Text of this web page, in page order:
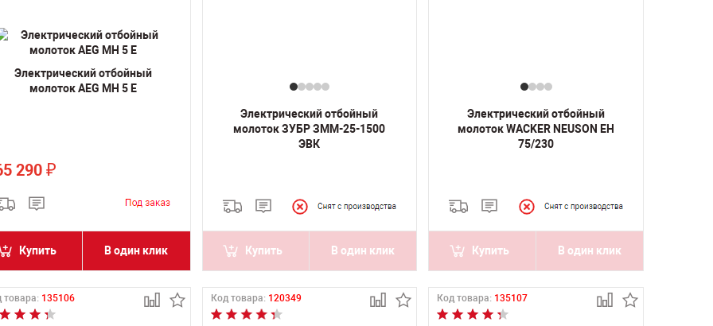
Электрический отбойный
молоток AEG MH 5 E
290 ₽
Купить В один клик
Электрический отбойный
молоток ЗУБР ЗММ-25-1500
ЭВК
Купить В один клик
Электрический отбойный
молоток WACKER NEUSON EH
75/230
Купить В один клик
товара: 135106 Код товара: 120349 Код товара: 135107